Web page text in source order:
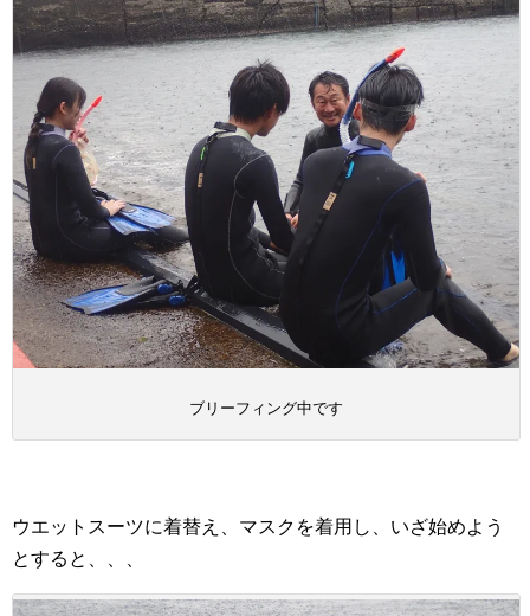
ブリーフィング中です
ウエットスーツに着替え、マスクを着用し、いざ始めよう
とすると、、、